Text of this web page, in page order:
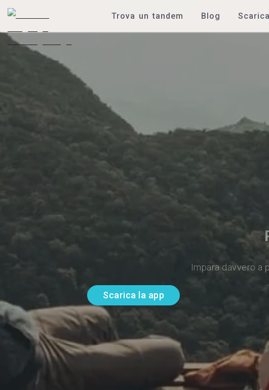
Trova un tandem Blog Scarica
Impara davvero a
Scarica la app